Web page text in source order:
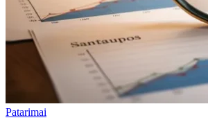
Patarimai